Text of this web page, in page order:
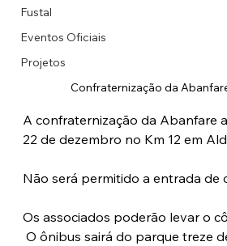
Fustal
Eventos Oficiais
Projetos
Confraternização da
A confraternização da Abanfare
22 de dezembro no Km 12 em
Não será permitido a entrada de
Os associados poderão levar o
O ônibus sairá do parque treze